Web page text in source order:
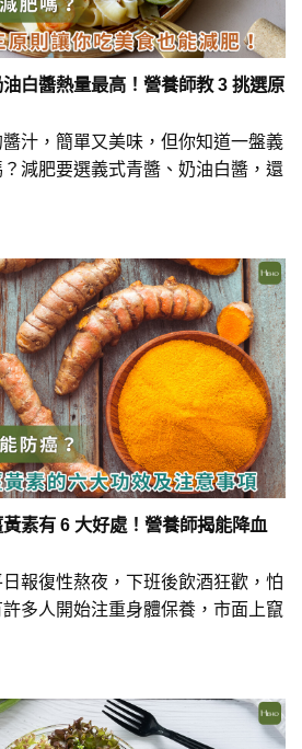
白醬熱量最高！營養師教 3 挑選原
汁，簡單又美味，但你知道一盤義
減肥要選義式青醬、奶油白醬，還
素有 6 大好處！營養師揭能降血
報復性熬夜，下班後飲酒狂歡，怕
多人開始注重身體保養，市面上竄